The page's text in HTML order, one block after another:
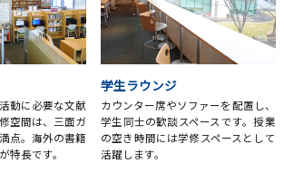
動に必要な文献
空間は、三面ガ
点。海外の書籍
特長です。
学生ラウンジ
カウンター席やソファーを配置し、
学生同士の歓談スペースです。授業
の空き時間には学修スペースとして
活躍します。